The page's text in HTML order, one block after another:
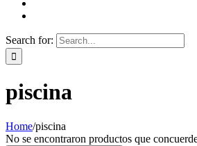
Search for:
piscina
Home/piscina
No se encontraron productos que